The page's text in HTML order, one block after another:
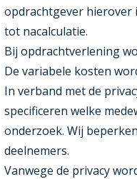
opdrachtgever hierover
tot nacalculatie.
Bij opdrachtverlening
De variabele kosten
In verband met de
specificeren welke
onderzoek. Wij
deelnemers.
Vanwege de privacy